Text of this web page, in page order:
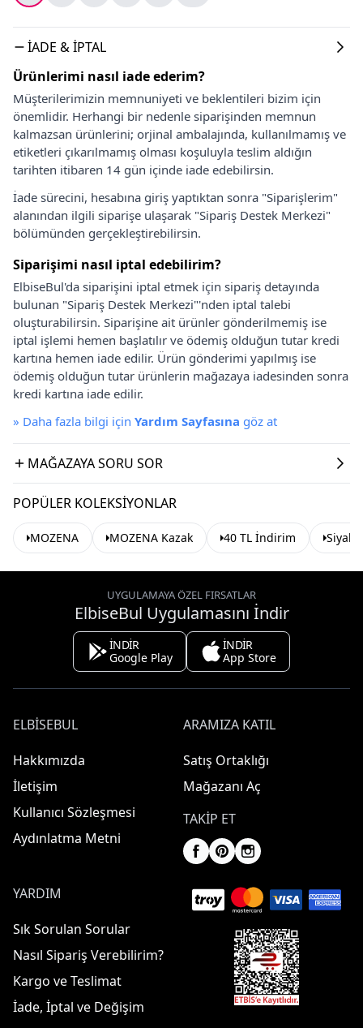
İADE & İPTAL
Ürünlerimi nasıl iade ederim?
Müşterilerimizin memnuniyeti ve beklentileri bizim için
önemlidir. Herhangi bir nedenle siparişinden memnun
kalmazsan ürünlerini; orjinal ambalajında, kullanılmamış ve
etiketleri çıkarılmamış olması koşuluyla teslim aldığın
tarihten itibaren 14 gün içinde iade edebilirsin.
İade sürecini, hesabına giriş yaptıktan sonra "Siparişlerim"
alanından ilgili siparişe ulaşarak "Sipariş Destek Merkezi"
bölümünden gerçekleştirebilirsin.
Siparişimi nasıl iptal edebilirim?
ElbiseBul'da siparişini iptal etmek için sipariş detayında
bulunan "Sipariş Destek Merkezi"'nden iptal talebi
oluşturabilirsin. Siparişine ait ürünler gönderilmemiş ise
iptal işlemi hemen başlatılır ve ödemiş olduğun tutar kredi
kartına hemen iade edilir. Ürün gönderimi yapılmış ise
ödemiş olduğun tutar ürünlerin mağazaya iadesinden sonra
kredi kartına iade edilir.
» Daha fazla bilgi için Yardım Sayfasına göz at
MAĞAZAYA SORU SOR
POPÜLER KOLEKSIYONLAR
MOZENA MOZENA Kazak 40 TL İndirim Siyah
UYGULAMAYA ÖZEL FIRSATLAR
ElbiseBul Uygulamasını İndir
İNDİR
Google Play
İNDİR
App Store
ELBISEBUL
Hakkımızda
İletişim
Kullanıcı Sözleşmesi
Aydınlatma Metni
ARAMIZA KATIL
Satış Ortaklığı
Mağazanı Aç
TAKIP ET
YARDIM
Sık Sorulan Sorular
Nasıl Sipariş Verebilirim?
Kargo ve Teslimat
İade, İptal ve Değişim